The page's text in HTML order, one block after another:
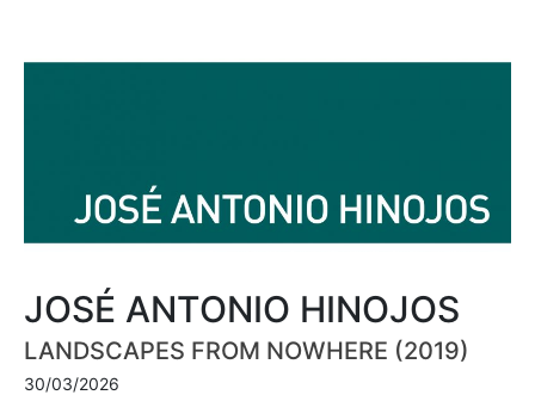
JOSÉ ANTONIO HINOJOS
LANDSCAPES FROM NOWHERE (2019)
30/03/2026